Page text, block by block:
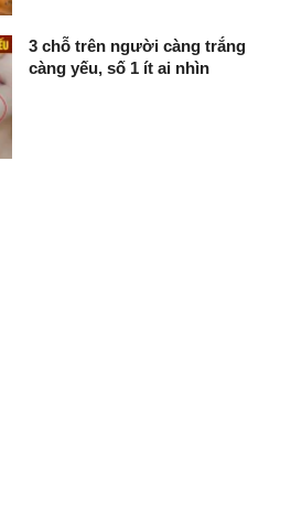
3 chỗ trên người càng trắng
càng yếu, số 1 ít ai nhìn